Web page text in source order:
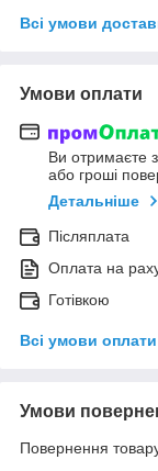
Всі умови
Умови оплати
Ви отримаєте
або гроші
Детальніше
Післяплата
Оплата на
Готівкою
Всі умови оплати
Умови
Повернення